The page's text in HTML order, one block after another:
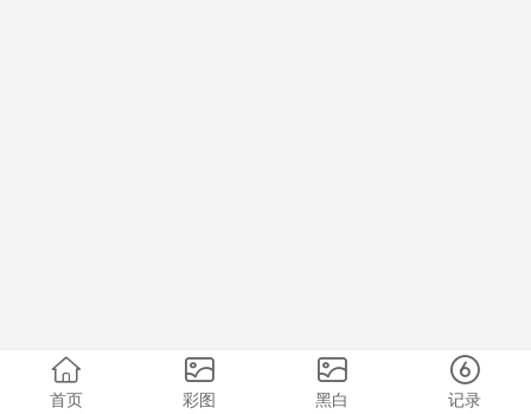
首页 彩图 黑白 记录